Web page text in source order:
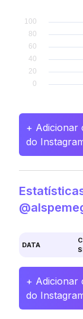
+ Adicionar
do
DATA
+ Adicionar
do